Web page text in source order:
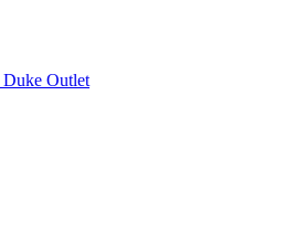
Duke Outlet